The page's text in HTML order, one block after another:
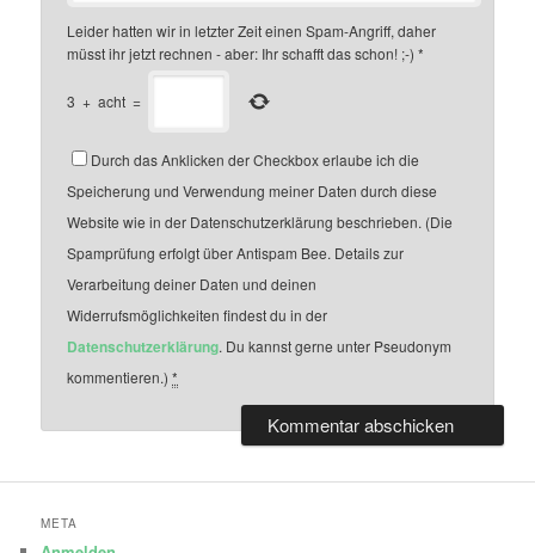
Leider hatten wir in letzter Zeit einen Spam-Angriff, daher
müsst ihr jetzt rechnen - aber: Ihr schafft das schon! ;-) *
3 + acht =
Durch das Anklicken der Checkbox erlaube ich die
Speicherung und Verwendung meiner Daten durch diese
Website wie in der Datenschutzerklärung beschrieben. (Die
Spamprüfung erfolgt über Antispam Bee. Details zur
Verarbeitung deiner Daten und deinen
Widerrufsmöglichkeiten findest du in der
Datenschutzerklärung. Du kannst gerne unter Pseudonym
kommentieren.)*
META